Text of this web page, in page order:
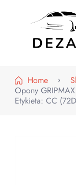
Home
Opony
Etykieta: CC